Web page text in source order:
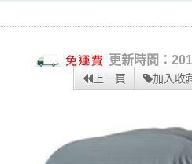
更新時間：
上一頁 加入收